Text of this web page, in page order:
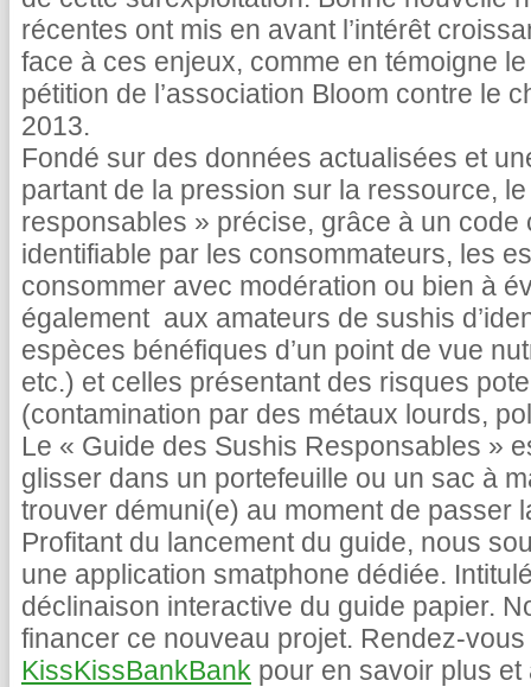
récentes ont mis en avant l’intérêt
face à ces enjeux, comme en témoigne
pétition de l’association Bloom contre le
2013.
Fondé sur des données actualisées et
partant de la pression sur la ressource,
responsables » précise, grâce à un code
identifiable par les consommateurs, les
consommer avec modération ou bien à
également aux amateurs de sushis
espèces bénéfiques d’un point de vue
etc.) et celles présentant des risques
(contamination par des métaux lourds,
Le « Guide des Sushis Responsables »
glisser dans un portefeuille ou un sac à
trouver démuni(e) au moment de passer
Profitant du lancement du guide, nous
une application smatphone dédiée.
déclinaison interactive du guide papier.
financer ce nouveau projet. Rendez-vous
KissKissBankBank pour en savoir plus